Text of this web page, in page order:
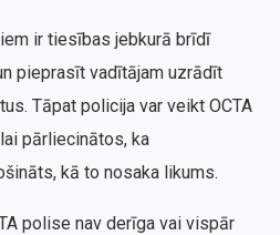
ir tiesības jebkurā brīdī
pieprasīt vadītājam uzrādīt
Tāpat policija var veikt OCTA
pārliecinātos, ka
kā to nosaka likums.
polise nav derīga vai vispār